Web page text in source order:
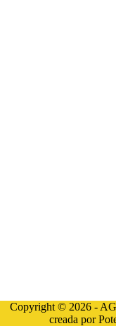
Copyright © 2026 -
creada por